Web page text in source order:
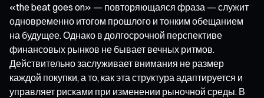
«the beat goes on» — повторяющаяся фраза — служит
одновременно итогом прошлого и тонким обещанием
на будущее. Однако в долгосрочной перспективе
финансовых рынков не бывает вечных ритмов.
Действительно заслуживает внимания не размер
каждой покупки, а то, как эта структура адаптируется и
управляет рисками при изменении рыночной среды. В